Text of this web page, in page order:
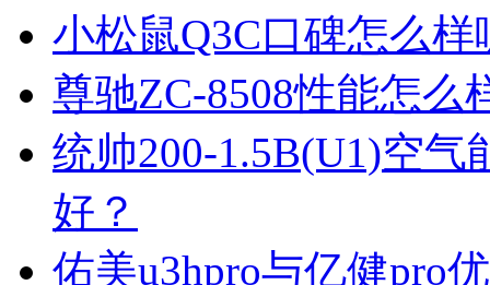
小松鼠Q3C口碑怎么
尊驰ZC-8508性能怎么
统帅200-1.5B(U1)空
好？
佑美u3hpro与亿健pro